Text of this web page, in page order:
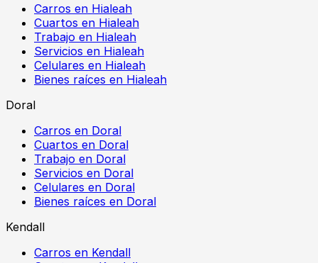
Carros en Hialeah
Cuartos en Hialeah
Trabajo en Hialeah
Servicios en Hialeah
Celulares en Hialeah
Bienes raíces en Hialeah
Doral
Carros en Doral
Cuartos en Doral
Trabajo en Doral
Servicios en Doral
Celulares en Doral
Bienes raíces en Doral
Kendall
Carros en Kendall